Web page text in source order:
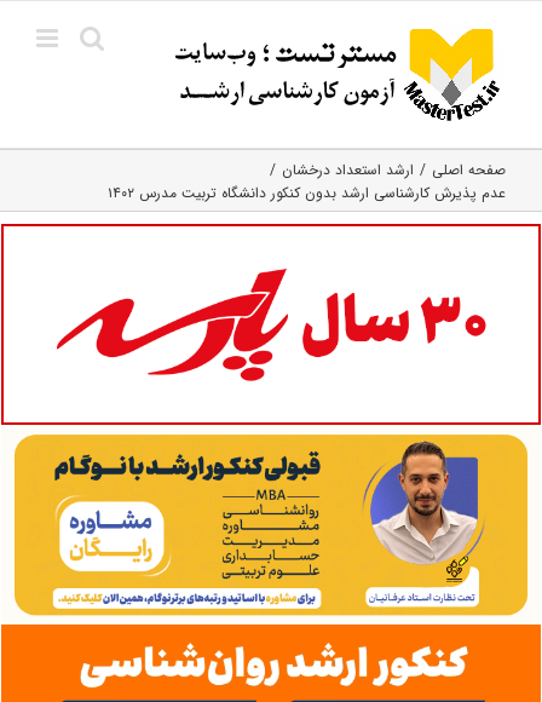
content
صفحه اصلی
ارشد استعداد درخشان
عدم پذیرش کارشناسی ارشد بدون کنکور دانشگاه تربیت مدرس ۱۴۰۲